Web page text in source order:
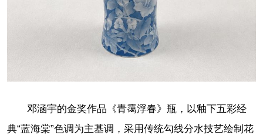
邓涵宇的金奖作品《青霭浮春》瓶，以釉下五彩经
典“蓝海棠”色调为主基调，采用传统勾线分水技艺绘制花